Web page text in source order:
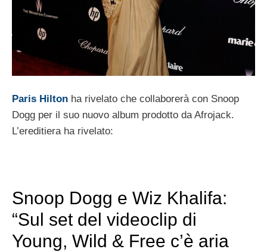
Paris Hilton ha rivelato che collaborerà con Snoop
Dogg per il suo nuovo album prodotto da Afrojack.
L’ereditiera ha rivelato:
Snoop Dogg e Wiz Khalifa:
“Sul set del videoclip di
Young, Wild & Free c’è aria